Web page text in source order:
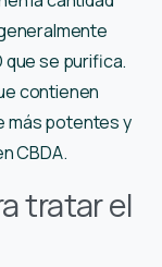
que se purifica.
contienen
más potentes y
CBDA.
tratar el